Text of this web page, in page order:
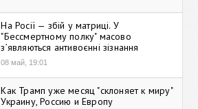
На Росії — збій у матриці. У
"Бессмертному полку" масово
зʼявляються антивоєнні зізнання
08 май, 19:01
Как Трамп уже месяц "склоняет к миру"
Украину, Россию и Европу